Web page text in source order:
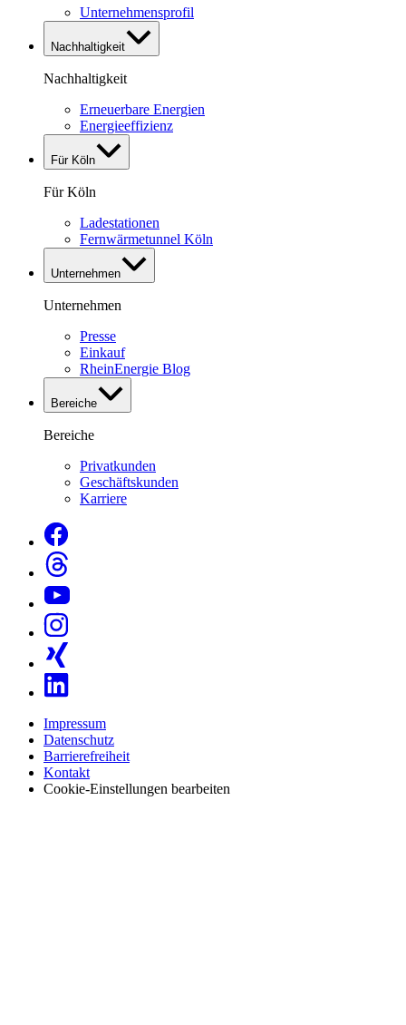
Unternehmensprofil
Nachhaltigkeit
Nachhaltigkeit
Erneuerbare Energien
Energieeffizienz
Für Köln
Für Köln
Ladestationen
Fernwärmetunnel Köln
Unternehmen
Unternehmen
Presse
Einkauf
RheinEnergie Blog
Bereiche
Bereiche
Privatkunden
Geschäftskunden
Karriere
Impressum
Datenschutz
Barrierefreiheit
Kontakt
Cookie-Einstellungen bearbeiten